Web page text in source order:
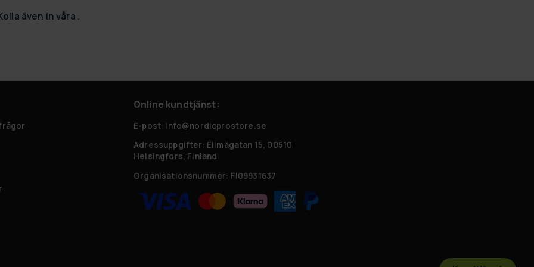
även in våra .
Online kundtjänst:
E-post: info@nordicprostore.se
Adressuppgifter: Elimägatan 15, 00510
Helsingfors, Finland
Organisationsnummer: FI09931637